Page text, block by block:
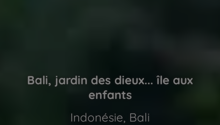
Bali, jardin des dieux... île aux
enfants
Indonésie, Bali